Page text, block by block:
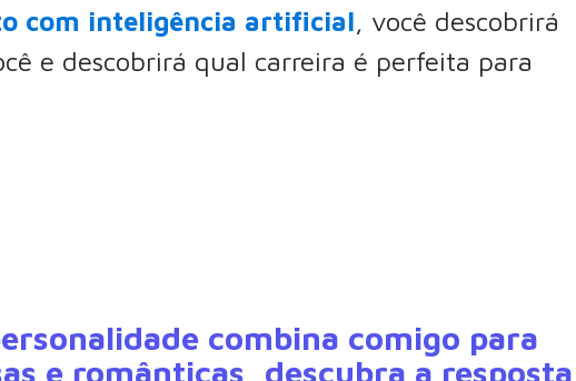
com inteligência artificial, você descobrirá
e descobrirá qual carreira é perfeita para
combina comigo para
e românticas, descubra a resposta